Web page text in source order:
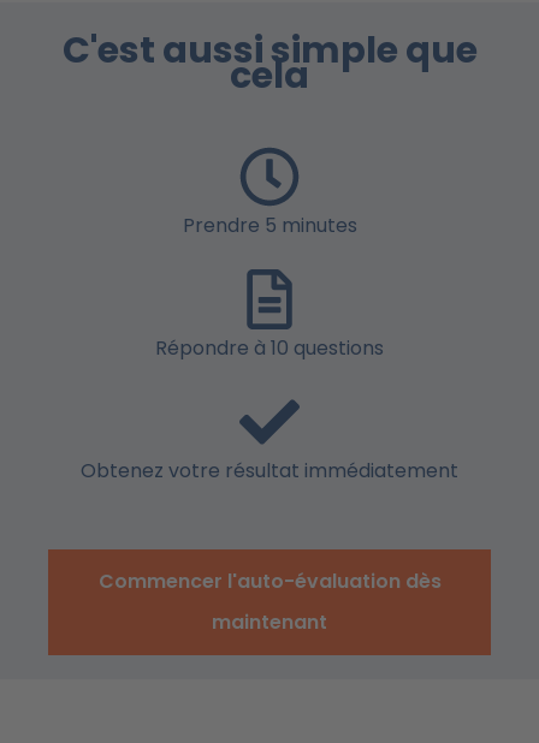
C'est aussi simple que
cela
Prendre 5 minutes
Répondre à 10 questions
Obtenez votre résultat immédiatement
Commencer l'auto-évaluation dès
maintenant